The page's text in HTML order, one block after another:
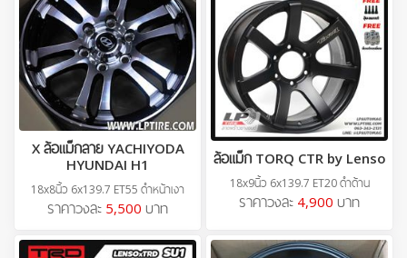
X ล้อแม็กลาย YACHIYODA
HYUNDAI H1
18x8นิ้ว 6x139.7 ET55 ดำหน้าเงา
ราคาวงละ 5,500 บาท
ล้อแม็ก TORQ CTR by Lenso
18x9นิ้ว 6x139.7 ET20 ดำด้าน
ราคาวงละ 4,900 บาท